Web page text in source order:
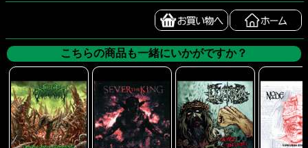
こちらの商品も一緒にいかがですか？